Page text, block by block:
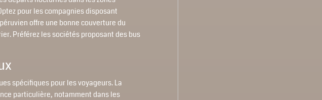
pour les compagnies disposant
offre une bonne couverture du
Préférez les sociétés proposant des bus
spécifiques pour les voyageurs. La
particulière, notamment dans les